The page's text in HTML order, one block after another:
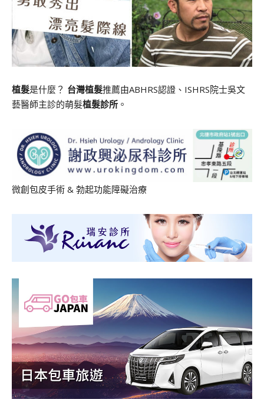
植髮是什麼？ 台灣植髮推薦由ABHRS認證、ISHRS院士吳文
藝醫師主診的萌髮植髮診所 。
微創包皮手術 & 勃起功能障礙治療